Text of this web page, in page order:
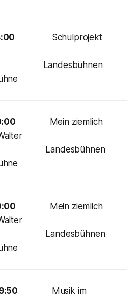
Schulprojekt
Mein ziemlich
Freund Walter
Mein ziemlich
Freund Walter
Musik im